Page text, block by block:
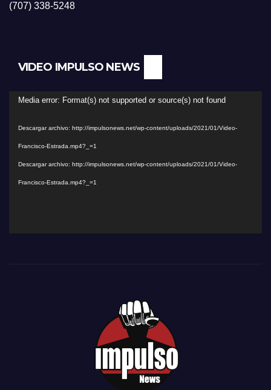
(707) 338-5248
VIDEO IMPULSO NEWS
Reproductor
Media error: Format(s) not supported or source(s) not found
Descargar archivo: http://impulsonews.net/wp-content/uploads/2021/01/Video-
Francisco-Estrada.mp4?_=1
Descargar archivo: http://impulsonews.net/wp-content/uploads/2021/01/Video-
Francisco-Estrada.mp4?_=1